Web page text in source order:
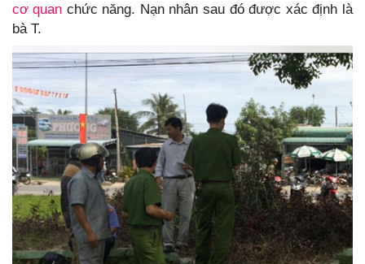
cơ quan chức năng. Nạn nhân sau đó được xác định là
bà T.